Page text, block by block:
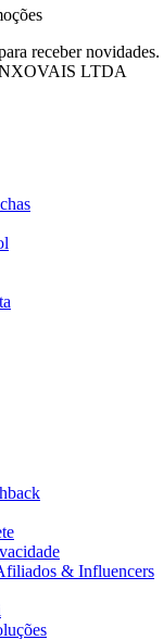
receber novidades.
& Influencers